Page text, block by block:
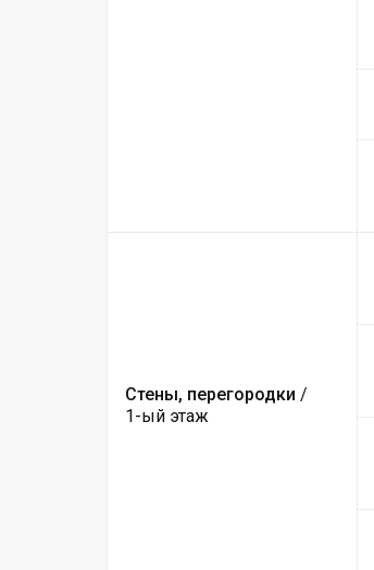
Стены, перегородки /
1-ый этаж